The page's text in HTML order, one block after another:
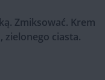
Zmiksować. Krem
zielonego ciasta.